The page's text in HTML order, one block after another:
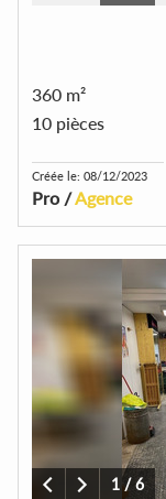
360 m²
10 pièces
Créée le: 08/12/2023
Pro /Agence
1/6